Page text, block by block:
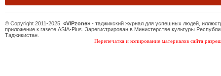
© Copyright 2011-2025. «VIPzone» - таджикский журнал для успешных людей,
приложение к газете ASIA-Plus. Зарегистрирован в Министерстве культуры
Таджикистан.
Перепечатка и копирование материалов сайта